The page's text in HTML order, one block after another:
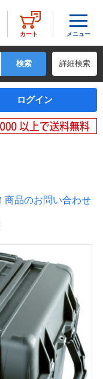
詳細検索
カート
ログイン
メニュー
商品のお問い合わせ